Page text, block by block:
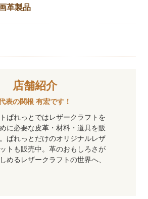
革製品
店舗紹介
表の関根 有宏です！
ぱれっとではレザークラフトを
に必要な皮革・材料・道具を販
ぱれっとだけのオリジナルレザ
トも販売中。革のおもしろさが
めるレザークラフトの世界へ、